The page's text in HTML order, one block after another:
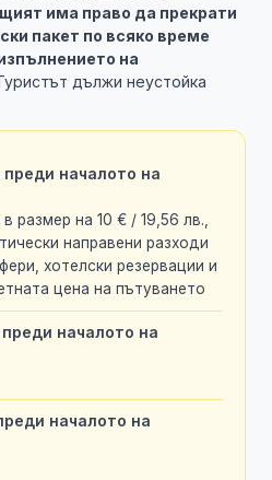
има право да прекрати
пакет по всяко време
на
дължи неустойка
началото на
размер на 10 € / 19,56 лв.,
направени разходи
хотелски резервации и
цена на пътуването
началото на
началото на